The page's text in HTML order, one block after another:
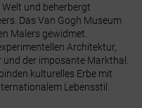
und beherbergt
Das Van Gogh Museum
Malers gewidmet.
Architektur,
der imposante Markthal.
kulturelles Erbe mit
Lebensstil.